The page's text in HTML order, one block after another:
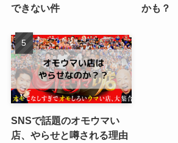
できない件
かも？
SNSで話題のオモウマい
店、やらせと噂される理由